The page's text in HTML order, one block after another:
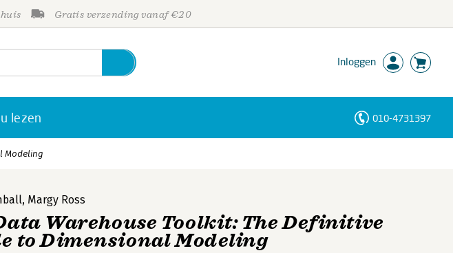
Gratis verzending vanaf €20
Inloggen
lezen 010-4731397
Modeling
, Margy Ross
Warehouse Toolkit: The Definitive
to Dimensional Modeling
Personen